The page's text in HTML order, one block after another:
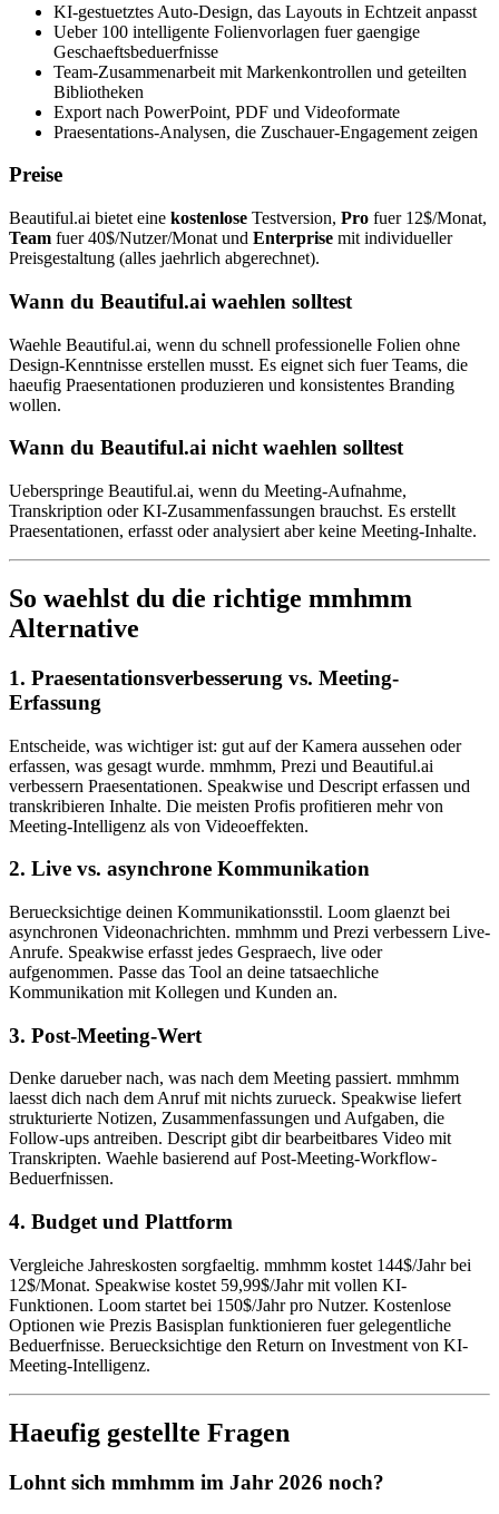
KI-gestuetztes Auto-Design, das Layouts in Echtzeit anpasst
Ueber 100 intelligente Folienvorlagen fuer gaengige
Geschaeftsbeduerfnisse
Team-Zusammenarbeit mit Markenkontrollen und geteilten
Bibliotheken
Export nach PowerPoint, PDF und Videoformate
Praesentations-Analysen, die Zuschauer-Engagement zeigen
Preise
Beautiful.ai bietet eine kostenlose Testversion, Pro fuer 12$/Monat,
Team fuer 40$/Nutzer/Monat und Enterprise mit individueller
Preisgestaltung (alles jaehrlich abgerechnet).
Wann du Beautiful.ai waehlen solltest
Waehle Beautiful.ai, wenn du schnell professionelle Folien ohne
Design-Kenntnisse erstellen musst. Es eignet sich fuer Teams, die
haeufig Praesentationen produzieren und konsistentes Branding
wollen.
Wann du Beautiful.ai nicht waehlen solltest
Ueberspringe Beautiful.ai, wenn du Meeting-Aufnahme,
Transkription oder KI-Zusammenfassungen brauchst. Es erstellt
Praesentationen, erfasst oder analysiert aber keine Meeting-Inhalte.
So waehlst du die richtige mmhmm
Alternative
1. Praesentationsverbesserung vs. Meeting-
Erfassung
Entscheide, was wichtiger ist: gut auf der Kamera aussehen oder
erfassen, was gesagt wurde. mmhmm, Prezi und Beautiful.ai
verbessern Praesentationen. Speakwise und Descript erfassen und
transkribieren Inhalte. Die meisten Profis profitieren mehr von
Meeting-Intelligenz als von Videoeffekten.
2. Live vs. asynchrone Kommunikation
Beruecksichtige deinen Kommunikationsstil. Loom glaenzt bei
asynchronen Videonachrichten. mmhmm und Prezi verbessern Live-
Anrufe. Speakwise erfasst jedes Gespraech, live oder
aufgenommen. Passe das Tool an deine tatsaechliche
Kommunikation mit Kollegen und Kunden an.
3. Post-Meeting-Wert
Denke darueber nach, was nach dem Meeting passiert. mmhmm
laesst dich nach dem Anruf mit nichts zurueck. Speakwise liefert
strukturierte Notizen, Zusammenfassungen und Aufgaben, die
Follow-ups antreiben. Descript gibt dir bearbeitbares Video mit
Transkripten. Waehle basierend auf Post-Meeting-Workflow-
Beduerfnissen.
4. Budget und Plattform
Vergleiche Jahreskosten sorgfaeltig. mmhmm kostet 144$/Jahr bei
12$/Monat. Speakwise kostet 59,99$/Jahr mit vollen KI-
Funktionen. Loom startet bei 150$/Jahr pro Nutzer. Kostenlose
Optionen wie Prezis Basisplan funktionieren fuer gelegentliche
Beduerfnisse. Beruecksichtige den Return on Investment von KI-
Meeting-Intelligenz.
Haeufig gestellte Fragen
Lohnt sich mmhmm im Jahr 2026 noch?